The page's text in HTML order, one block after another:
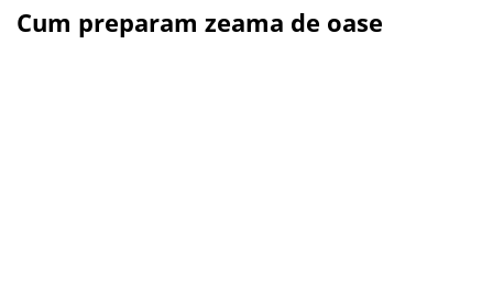
Cum preparam zeama de oase